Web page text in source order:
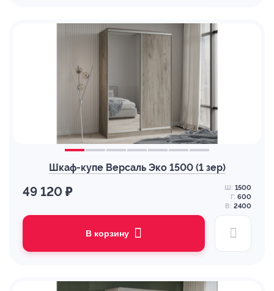
Шкаф-купе Версаль Эко 1500 (1 зер)
49 120 ₽ Ш: 1500
Г: 600
В: 2400
В корзину